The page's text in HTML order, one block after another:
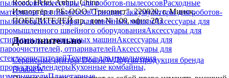
пылесосовАксессуары для роботов-пылесосовРасходные
материалы для пылесосовСтанции, аккумуляторы для роботов-
пылесосовАксессуары для швейных машинАксессуары для
промышленного швейного оборудованияАксессуары для
стиральных и сушильных машинАксессуары для
пароочистителей, отпаривателейАксессуары для
стеклоочистителейТехника для измельчения
продуктовБлендерыКухонные комбайны,
измельчителиПланетарные
Road, Hefei, Anhui, China
Импортёр в РБ: ООО "Триовист", 220020, г. Минск,
ПОБЕДИТЕЛЕЙ пр., дом № 100, офис 203
Дополнительно
Сервисные центры DoubleWДругая продукция бренда
DoubleW